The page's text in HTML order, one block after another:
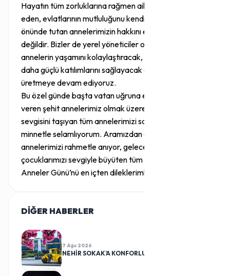
Hayatın tüm zorluklarına rağmen ailesi için mücadele
eden, evlatlarının mutluluğunu kendi mutluluğunun
önünde tutan annelerimizin hakkını ödemek mümkün
değildir. Bizler de yerel yöneticiler olarak kadınların ve
annelerin yaşamını kolaylaştıracak, sosyal hayata
daha güçlü katılımlarını sağlayacak çalışmalar
üretmeye devam ediyoruz.
Bu özel günde başta vatan uğruna evlatlarını toprağa
veren şehit annelerimiz olmak üzere, yüreğinde evlat
sevgisini taşıyan tüm annelerimizi saygı, sevgi ve
minnetle selamlıyorum. Aramızdan ayrılmış
annelerimizi rahmetle anıyor, geleceğimizin teminatı
çocuklarımızı sevgiyle büyüten tüm annelerimizin
Anneler Günü’nü en içten dileklerimle kutluyorum.”
DİĞER HABERLER
7 Ağu 2026
NEHİR SOKAK’A KONFORLU DOKUNUŞ